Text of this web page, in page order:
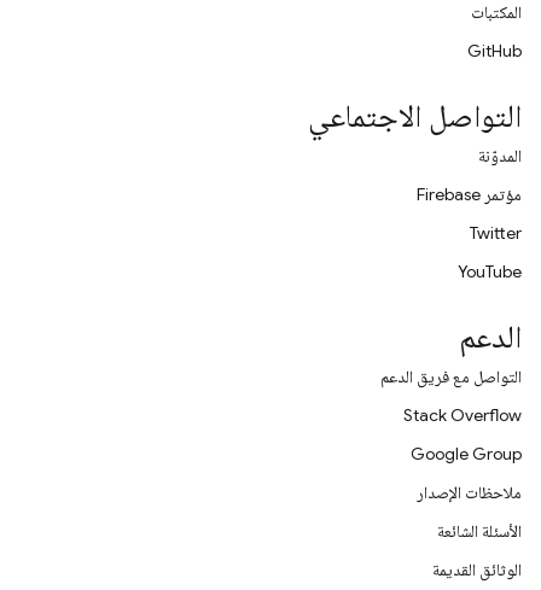
المكتبات
GitHub
التواصل الاجتماعي
المدوّنة
مؤتمر Firebase
Twitter
YouTube
الدعم
التواصل مع فريق الدعم
Stack Overflow
Google Group
ملاحظات الإصدار
الأسئلة الشائعة
الوثائق القديمة